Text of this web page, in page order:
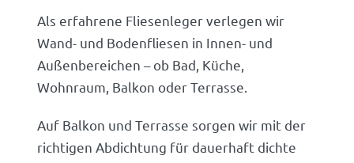
Als erfahrene Fliesenleger verlegen wir
Wand- und Bodenfliesen in Innen- und
Außenbereichen – ob Bad, Küche,
Wohnraum, Balkon oder Terrasse.
Auf Balkon und Terrasse sorgen wir mit der
richtigen Abdichtung für dauerhaft dichte